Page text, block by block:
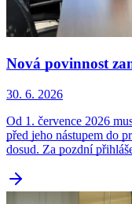
Nová povinnost
30. 6. 2026
Od 1. července 2026
před jeho nástupem do
dosud. Za pozdní